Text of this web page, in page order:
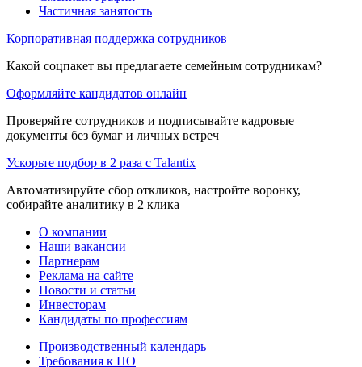
Частичная занятость
Корпоративная поддержка сотрудников
Какой соцпакет вы предлагаете семейным сотрудникам?
Оформляйте кандидатов онлайн
Проверяйте сотрудников и подписывайте кадровые
документы без бумаг и личных встреч
Ускорьте подбор в 2 раза с Talantix
Автоматизируйте сбор откликов, настройте воронку,
собирайте аналитику в 2 клика
О компании
Наши вакансии
Партнерам
Реклама на сайте
Новости и статьи
Инвесторам
Кандидаты по профессиям
Производственный календарь
Требования к ПО